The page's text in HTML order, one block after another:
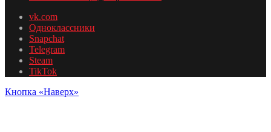
vk.com
Одноклассники
Snapchat
Telegram
Steam
TikTok
Кнопка «Наверх»